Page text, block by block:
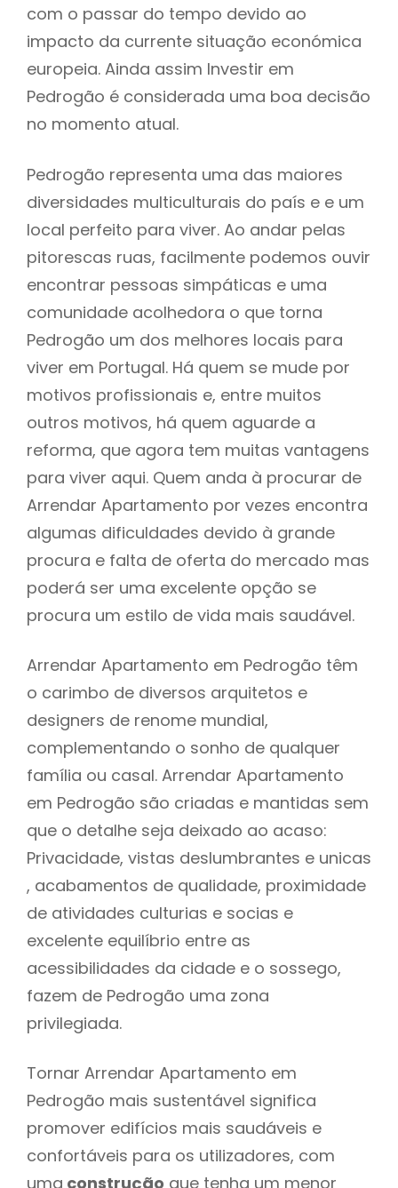
com o passar do tempo devido ao
impacto da currente situação económica
europeia. Ainda assim Investir em
Pedrogão é considerada uma boa decisão
no momento atual.
Pedrogão representa uma das maiores
diversidades multiculturais do país e e um
local perfeito para viver. Ao andar pelas
pitorescas ruas, facilmente podemos ouvir
encontrar pessoas simpáticas e uma
comunidade acolhedora o que torna
Pedrogão um dos melhores locais para
viver em Portugal. Há quem se mude por
motivos profissionais e, entre muitos
outros motivos, há quem aguarde a
reforma, que agora tem muitas vantagens
para viver aqui. Quem anda à procurar de
Arrendar Apartamento por vezes encontra
algumas dificuldades devido à grande
procura e falta de oferta do mercado mas
poderá ser uma excelente opção se
procura um estilo de vida mais saudável.
Arrendar Apartamento em Pedrogão têm
o carimbo de diversos arquitetos e
designers de renome mundial,
complementando o sonho de qualquer
família ou casal. Arrendar Apartamento
em Pedrogão são criadas e mantidas sem
que o detalhe seja deixado ao acaso:
Privacidade, vistas deslumbrantes e unicas
, acabamentos de qualidade, proximidade
de atividades culturias e socias e
excelente equilíbrio entre as
acessibilidades da cidade e o sossego,
fazem de Pedrogão uma zona
privilegiada.
Tornar Arrendar Apartamento em
Pedrogão mais sustentável significa
promover edifícios mais saudáveis e
confortáveis para os utilizadores, com
uma construção que tenha um menor